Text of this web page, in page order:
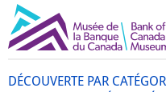
DÉCOUVERTE PAR